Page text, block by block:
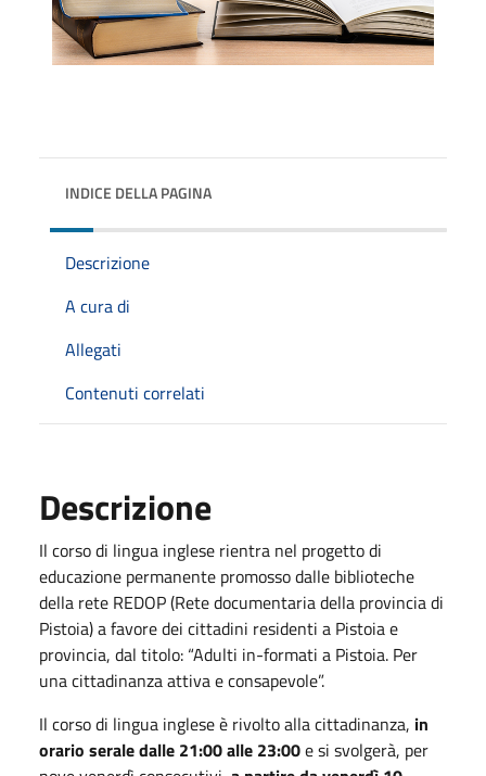
INDICE DELLA PAGINA
Descrizione
A cura di
Allegati
Contenuti correlati
Descrizione
Il corso di lingua inglese rientra nel progetto di
educazione permanente promosso dalle biblioteche
della rete REDOP (Rete documentaria della provincia di
Pistoia) a favore dei cittadini residenti a Pistoia e
provincia, dal titolo: “Adulti in-formati a Pistoia. Per
una cittadinanza attiva e consapevole”.
Il corso di lingua inglese è rivolto alla cittadinanza, in
orario serale dalle 21:00 alle 23:00e si svolgerà, per